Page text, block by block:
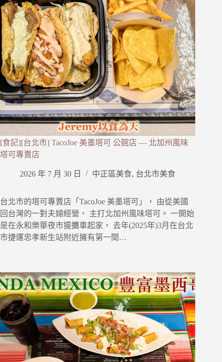
[食記][台北市] TacoJoe 美墨塔可 公館店 — 北加州風味
塔可專賣店
2026 年 7 月 30 日 中正區美食, 台北市美食
台北市的塔可專賣店「TacoJoe 美墨塔可」， 由從美國
回台灣的一對夫婦經營， 主打北加州風味塔可。 一開始
是在永和樂華夜市擺攤車起家， 去年(2025年)3月在台北
市捷運忠孝新生站附近擁有第一間…